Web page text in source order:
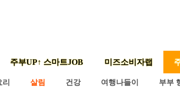
주부UP↑ 스마트JOB 미즈소비자랩
리 살림 건강 여행나들이 부부